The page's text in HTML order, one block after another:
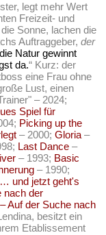
legt mehr Wert
Freizeit- und
Sonne, lachen die
Auftraggeber,der
Natur gewinnt
da.“ Kurz: der
eine Frau ohne
Lust, einen
– 2024;
Spiel für
Picking up the
– 2000;Gloria –
Last Dance –
– 1993; Basic
– 1990;
und jetzt geht's
nach der
Auf der Suche nach
besitzt ein
Etablissement